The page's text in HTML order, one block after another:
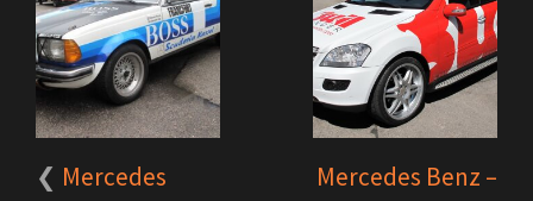
Mercedes
Mercedes Benz –